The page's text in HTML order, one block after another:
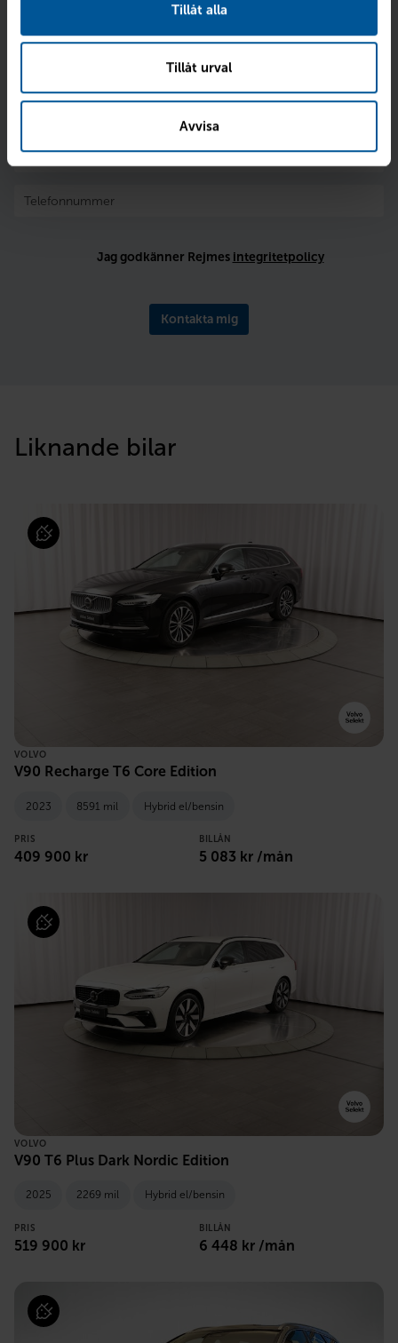
Tillåt alla
Tillåt urval
Avvisa
Intresseanmälan förV90 T6 Plus Brightmed
Jag godkänner Rejmes integritetpolicy
Kontakta mig
Liknande bilar
VOLVO
V90 Recharge T6 Core Edition
2023 8591 mil Hybrid el/bensin
PRIS
409 900 kr
BILLÅN
5 083 kr /mån
VOLVO
V90 T6 Plus Dark Nordic Edition
2025 2269 mil Hybrid el/bensin
PRIS
519 900 kr
BILLÅN
6 448 kr /mån